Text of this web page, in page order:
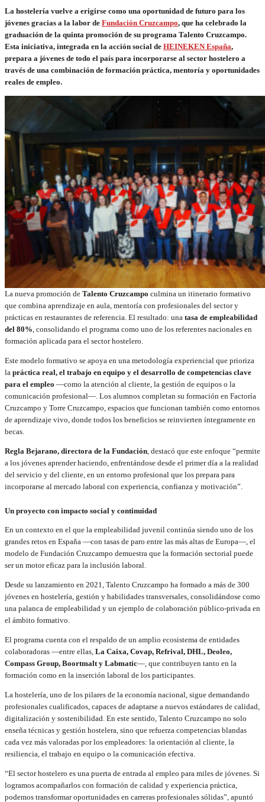
La hostelería vuelve a erigirse como una oportunidad de futuro para los
jóvenes gracias a la labor de Fundación Cruzcampo, que ha celebrado la
graduación de la quinta promoción de su programa Talento Cruzcampo.
Esta iniciativa, integrada en la acción social de HEINEKEN España,
prepara a jóvenes de todo el país para incorporarse al sector hostelero a
través de una combinación de formación práctica, mentoría y oportunidades
reales de empleo.
La nueva promoción de Talento Cruzcampo culmina un itinerario formativo
que combina aprendizaje en aula, mentoría con profesionales del sector y
prácticas en restaurantes de referencia. El resultado: una tasa de empleabilidad
del 80%, consolidando el programa como uno de los referentes nacionales en
formación aplicada para el sector hostelero.
Este modelo formativo se apoya en una metodología experiencial que prioriza
la práctica real, el trabajo en equipo y el desarrollo de competencias clave
para el empleo —como la atención al cliente, la gestión de equipos o la
comunicación profesional—. Los alumnos completan su formación en Factoría
Cruzcampo y Torre Cruzcampo, espacios que funcionan también como entornos
de aprendizaje vivo, donde todos los beneficios se reinvierten íntegramente en
becas.
Regla Bejarano, directora de la Fundación, destacó que este enfoque “permite
a los jóvenes aprender haciendo, enfrentándose desde el primer día a la realidad
del servicio y del cliente, en un entorno profesional que los prepara para
incorporarse al mercado laboral con experiencia, confianza y motivación”.
Un proyecto con impacto social y continuidad
En un contexto en el que la empleabilidad juvenil continúa siendo uno de los
grandes retos en España —con tasas de paro entre las más altas de Europa—, el
modelo de Fundación Cruzcampo demuestra que la formación sectorial puede
ser un motor eficaz para la inclusión laboral.
Desde su lanzamiento en 2021, Talento Cruzcampo ha formado a más de 300
jóvenes en hostelería, gestión y habilidades transversales, consolidándose como
una palanca de empleabilidad y un ejemplo de colaboración público-privada en
el ámbito formativo.
El programa cuenta con el respaldo de un amplio ecosistema de entidades
colaboradoras —entre ellas, La Caixa, Covap, Refrival, DHL, Deoleo,
Compass Group, Boortmalt y Labmatic—, que contribuyen tanto en la
formación como en la inserción laboral de los participantes.
La hostelería, uno de los pilares de la economía nacional, sigue demandando
profesionales cualificados, capaces de adaptarse a nuevos estándares de calidad,
digitalización y sostenibilidad. En este sentido, Talento Cruzcampo no solo
enseña técnicas y gestión hostelera, sino que refuerza competencias blandas
cada vez más valoradas por los empleadores: la orientación al cliente, la
resiliencia, el trabajo en equipo o la comunicación efectiva.
“El sector hostelero es una puerta de entrada al empleo para miles de jóvenes. Si
logramos acompañarlos con formación de calidad y experiencia práctica,
podemos transformar oportunidades en carreras profesionales sólidas”, apuntó